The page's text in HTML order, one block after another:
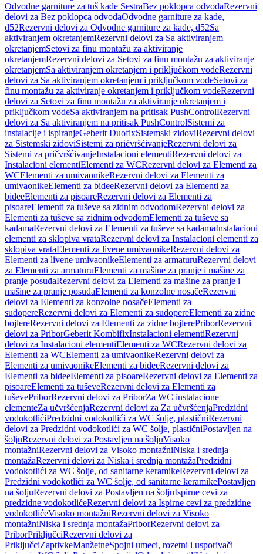
Odvodne garniture za tuš kade SestraBez poklopca odvodaRezervni
delovi za Bez poklopca odvodaOdvodne garniture za kade,
d52Rezervni delovi za Odvodne garniture za kade, d52Sa
aktiviranjem okretanjemRezervni delovi za Sa aktiviranjem
okretanjemSetovi za finu montažu za aktiviranje
okretanjemRezervni delovi za Setovi za finu montažu za aktiviranje
okretanjemSa aktiviranjem okretanjem i priključkom vodeRezervni
delovi za Sa aktiviranjem okretanjem i priključkom vodeSetovi za
finu montažu za aktiviranje okretanjem i priključkom vodeRezervni
delovi za Setovi za finu montažu za aktiviranje okretanjem i
priključkom vodeSa aktiviranjem na pritisak PushControlRezervni
delovi za Sa aktiviranjem na pritisak PushControlSistemi za
instalacije i ispiranjeGeberit DuofixSistemski zidoviRezervni delovi
za Sistemski zidoviSistemi za pričvršćivanjeRezervni delovi za
Sistemi za pričvršćivanjeInstalacioni elementiRezervni delovi za
Instalacioni elementiElementi za WCRezervni delovi za Elementi za
WCElementi za umivaonikeRezervni delovi za Elementi za
umivaonikeElementi za bideeRezervni delovi za Elementi za
bideeElementi za pisoareRezervni delovi za Elementi za
pisoareElementi za tuševe sa zidnim odvodomRezervni delovi za
Elementi za tuševe sa zidnim odvodomElementi za tuševe sa
kadamaRezervni delovi za Elementi za tuševe sa kadamaInstalacioni
elementi za sklopiva vrataRezervni delovi za Instalacioni elementi za
sklopiva vrataElementi za livene umivaonikeRezervni delovi za
Elementi za livene umivaonikeElementi za armaturuRezervni delovi
za Elementi za armaturuElementi za mašine za pranje i mašine za
pranje posuđaRezervni delovi za Elementi za mašine za pranje i
mašine za pranje posuđaElementi za konzolne nosačeRezervni
delovi za Elementi za konzolne nosačeElementi za
sudopereRezervni delovi za Elementi za sudopereElementi za zidne
bojlereRezervni delovi za Elementi za zidne bojlerePriborRezervni
delovi za PriborGeberit KombifixInstalacioni elementiRezervni
delovi za Instalacioni elementiElementi za WCRezervni delovi za
Elementi za WCElementi za umivaonikeRezervni delovi za
Elementi za umivaonikeElementi za bideeRezervni delovi za
Elementi za bideeElementi za pisoareRezervni delovi za Elementi za
pisoareElementi za tuševeRezervni delovi za Elementi za
tuševePriborRezervni delovi za PriborZa WC instalacione
elementeZa učvršćenjaRezervni delovi za Za učvršćenjaPredzidni
vodokotlićiPredzidni vodokotlići za WC šolje, plastičniRezervni
delovi za Predzidni vodokotlići za WC šolje, plastičniPostavljen na
šoljuRezervni delovi za Postavljen na šoljuVisoko
montažniRezervni delovi za Visoko montažniNiska i srednja
montažaRezervni delovi za Niska i srednja montažaPredzidni
vodokotlići za WC šolje, od sanitarne keramikeRezervni delovi za
Predzidni vodokotlići za WC šolje, od sanitarne keramikePostavljen
na šoljuRezervni delovi za Postavljen na šoljuIspirne cevi za
predzidne vodokotlićeRezervni delovi za Ispirne cevi za predzidne
vodokotlićeVisoko montažniRezervni delovi za Visoko
montažniNiska i srednja montažaPriborRezervni delovi za
PriborPriključciRezervni delovi za
PriključciZaptivkeManžetneSpojni umeci, rozetni i usporivači